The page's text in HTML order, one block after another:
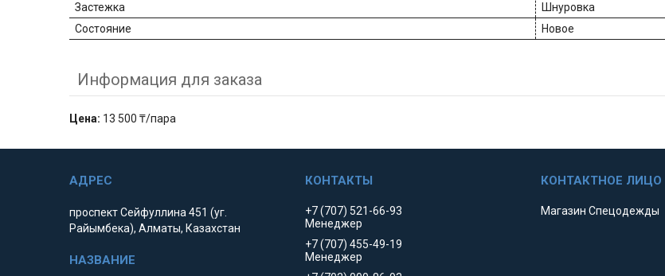
Застежка
Шнуровка
Состояние
Новое
Информация для заказа
Цена: 13 500 ₸/пара
проспект Сейфуллина 451 (уг.
Райымбека), Алматы, Казахстан
+7 (707) 521-66-93
Менеджер
+7 (707) 455-49-19
Менеджер
Магазин Спецодежды